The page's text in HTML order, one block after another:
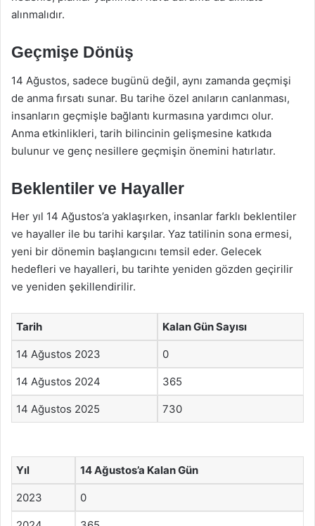
alınmalıdır.
Geçmişe Dönüş
14 Ağustos, sadece bugünü değil, aynı zamanda geçmişi
de anma fırsatı sunar. Bu tarihe özel anıların canlanması,
insanların geçmişle bağlantı kurmasına yardımcı olur.
Anma etkinlikleri, tarih bilincinin gelişmesine katkıda
bulunur ve genç nesillere geçmişin önemini hatırlatır.
Beklentiler ve Hayaller
Her yıl 14 Ağustos’a yaklaşırken, insanlar farklı beklentiler
ve hayaller ile bu tarihi karşılar. Yaz tatilinin sona ermesi,
yeni bir dönemin başlangıcını temsil eder. Gelecek
hedefleri ve hayalleri, bu tarihte yeniden gözden geçirilir
ve yeniden şekillendirilir.
Tarih Kalan Gün Sayısı
14 Ağustos 2023 0
14 Ağustos 2024 365
14 Ağustos 2025 730
Yıl 14 Ağustos’a Kalan Gün
2023 0